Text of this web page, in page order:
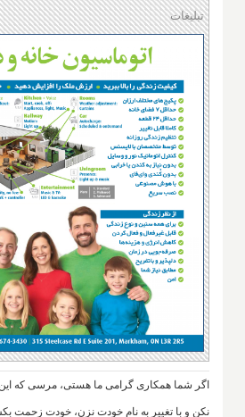
تبلیغات
اگر شما همکاری گرامی ما هستی، مرسی که
نکن و با تغییر به نام خودت نزن، خودت زحمت